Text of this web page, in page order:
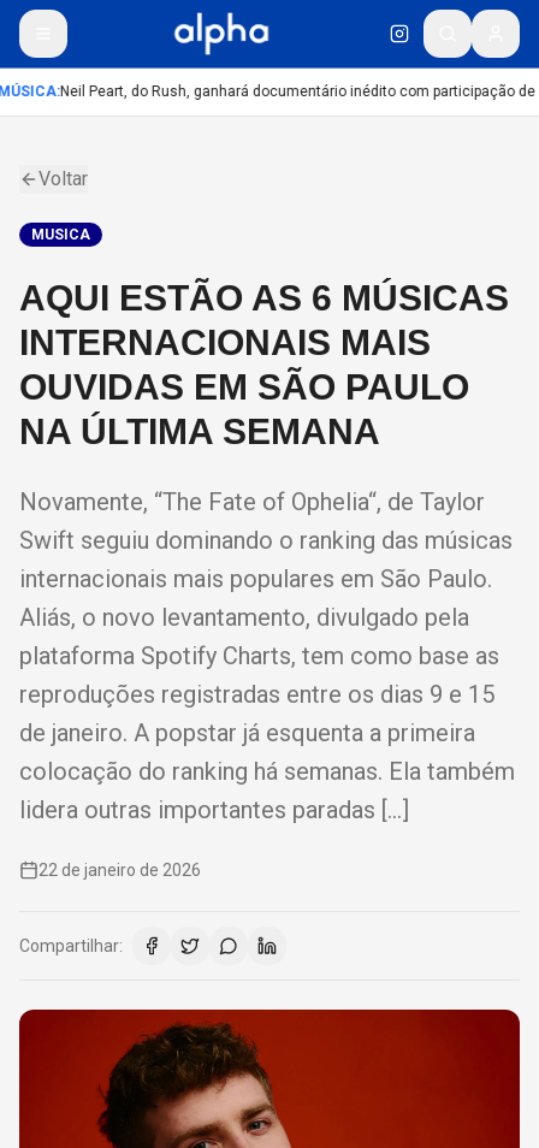
:Neil Peart, do Rush, ganhará documentário inédito com participação de
Voltar
MUSICA
AQUI ESTÃO AS 6 MÚSICAS
INTERNACIONAIS MAIS
OUVIDAS EM SÃO PAULO
NA ÚLTIMA SEMANA
Novamente, “The Fate of Ophelia“, de Taylor
Swift seguiu dominando o ranking das músicas
internacionais mais populares em São Paulo.
Aliás, o novo levantamento, divulgado pela
plataforma Spotify Charts, tem como base as
reproduções registradas entre os dias 9 e 15
de janeiro. A popstar já esquenta a primeira
colocação do ranking há semanas. Ela também
lidera outras importantes paradas […]
22 de janeiro de 2026
Compartilhar: